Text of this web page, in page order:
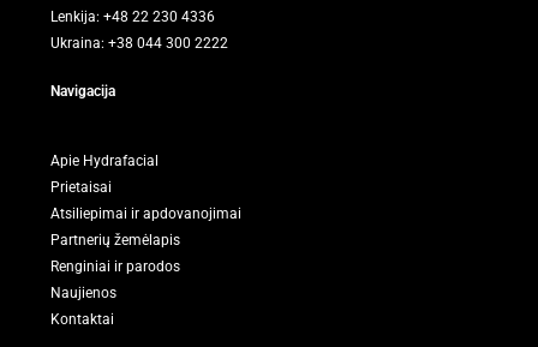
Lenkija: +48 22 230 4336
Ukraina: +38 044 300 2222
Navigacija
Apie Hydrafacial
Prietaisai
Atsiliepimai ir apdovanojimai
Partnerių žemėlapis
Renginiai ir parodos
Naujienos
Kontaktai